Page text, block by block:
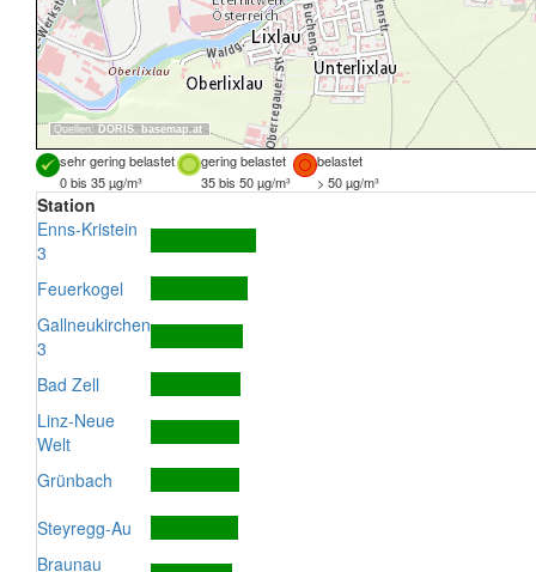
Quellen: DORIS, basemap.at
sehr gering belastet gering belastet
belastet
0 bis 35 µg/m³
35 bis 50 µg/m³ > 50 µg/m³
Station
Enns-Kristein
3
Feuerkogel
Gallneukirchen
3
Bad Zell
Linz-Neue
Welt
Grünbach
Steyregg-Au
Braunau